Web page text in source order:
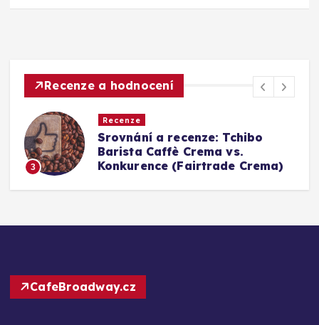
Recenze a hodnocení
3
Recenze
Srovnání a recenze: Tchibo
Barista Caffè Crema vs.
Konkurence (Fairtrade Crema)
CafeBroadway.cz